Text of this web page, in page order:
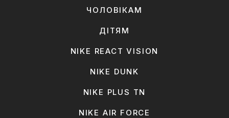
ЧОЛОВІКАМ
ДІТЯМ
NIKE REACT VISION
NIKE DUNK
NIKE PLUS TN
NIKE AIR FORCE